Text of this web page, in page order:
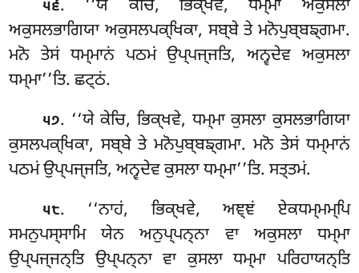
੫੬. ‘‘ਯੇ ਕੇਚਿ, ਭਿਕ੍ਖਵੇ, ਧਮ੍ਮਾ ਅਕੁਸਲਾ
ਅਕੁਸਲਭਾਗਿਯਾ ਅਕੁਸਲਪਕ੍ਖਿਕਾ, ਸਬ੍ਬੇ ਤੇ ਮਨੋਪੁਬ੍ਬਙ੍ਗਮਾ.
ਮਨੋ ਤੇਸਂ ਧਮ੍ਮਾਨਂ ਪਠਮਂ ਉਪ੍ਪਜ੍ਜਤਿ, ਅਨ੍ਵਦੇਵ ਅਕੁਸਲਾ
ਧਮ੍ਮਾ’’ਤਿ. ਛਟ੍ਠਂ.
੫੭. ‘‘ਯੇਕੇਚਿ, ਭਿਕ੍ਖਵੇ, ਧਮ੍ਮਾ ਕੁਸਲਾ ਕੁਸਲਭਾਗਿਯਾ
ਕੁਸਲਪਕ੍ਖਿਕਾ, ਸਬ੍ਬੇ ਤੇ ਮਨੋਪੁਬ੍ਬਙ੍ਗਮਾ. ਮਨੋ ਤੇਸਂ ਧਮ੍ਮਾਨਂ
ਪਠਮਂ ਉਪ੍ਪਜ੍ਜਤਿ, ਅਨ੍ਵਦੇਵਕੁਸਲਾ ਧਮ੍ਮਾ’’ਤਿ. ਸਤ੍ਤਮਂ.
੫੮. ‘‘ਨਾਹਂ, ਭਿਕ੍ਖਵੇ, ਅਞ੍ਞਂ ਏਕਧਮ੍ਮਮ੍ਪਿ
ਸਮਨੁਪਸ੍ਸਾਮਿ ਯੇਨ ਅਨੁਪ੍ਪਨ੍ਨਾ ਵਾ ਅਕੁਸਲਾ ਧਮ੍ਮਾ
ਉਪ੍ਪਜ੍ਜਨ੍ਤਿ ਉਪ੍ਪਨ੍ਨਾ ਵਾ ਕੁਸਲਾ ਧਮ੍ਮਾ ਪਰਿਹਾਯਨ੍ਤਿ